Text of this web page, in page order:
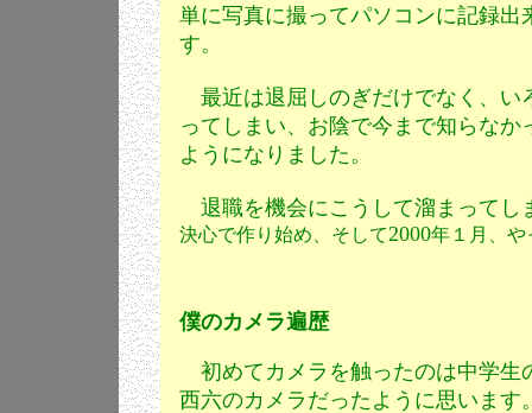
単に写真に撮ってパソコンに記録
す。
最近は退屈しのぎだけでなく、い
ってしまい、お陰で今まで知らな
ようになりました。
退職を機会にこうして溜まってし
決心で作り始め、そして2000年１月、
僕のカメラ遍歴
初めてカメラを触ったのは中学
西六のカメラだったように思いま